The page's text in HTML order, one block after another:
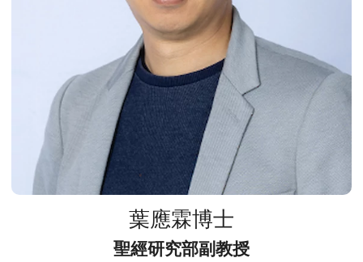
葉應霖博士
聖經研究部副教授